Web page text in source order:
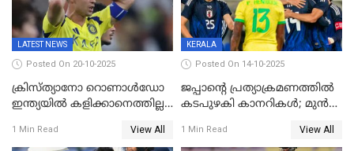
തെളിയിച്ച് I M വിജയൻ
LATEST NEWS
Posted On 20-10-2025
ക്രിസ്ത്യാനോ റൊണാൾഡോ
ഇന്ത്യയിൽ കളിക്കാനെത്തില്ല;
ഉൾപ്പെടുത്തിയില്ല
1 Min Read View All
KERALA
Posted On 14-10-2025
ജപ്പാന്റെ പ്രത്യാക്രമണത്തിൽ
കടപുഴകി കാനറികൾ; മുൻ
ജപ്പാന്റെ ആദ്യ ജയം
1 Min Read View All